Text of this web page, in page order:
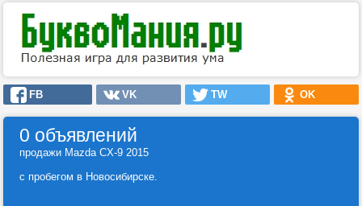
FB VK TW OK
0 объявлений
продажи Mazda CX-9 2015
с пробегом в Новосибирске.